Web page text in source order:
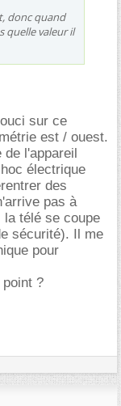
donc quand
quelle valeur il
sur ce
est / ouest.
de l'appareil
électrique
des
pas à
télé se coupe
sécurité). Il me
pour
?